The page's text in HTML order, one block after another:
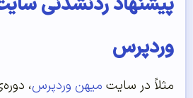
وردپرس
مثلاً در سایت میهن وردپرس،